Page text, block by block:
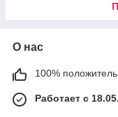
О нас
100%
Работает с